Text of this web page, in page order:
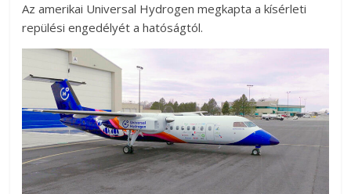
Az amerikai Universal Hydrogen megkapta a kísérleti
repülési engedélyét a hatóságtól.